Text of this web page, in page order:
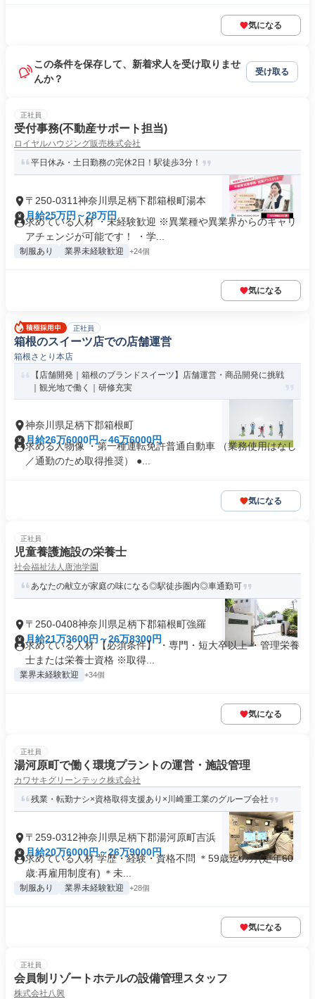
気になる
この条件を保存して、新着求人を受け取りませ
んか？
受け取る
正社員
受付事務(不動産サポート担当)
ロイヤルハウジング販売株式会社
平日休み・土日勤務の完休2日！駅徒歩3分！
〒250-0311神奈川県足柄下郡箱根町湯本
月給25万円～28万円
求めている人材 ・未経験歓迎 ※異業種や異業界からのキャリ
アチェンジが可能です！ ・学...
制服あり 業界未経験歓迎 +24個
気になる
正社員
箱根のスイーツ店での店舗運営
箱根さとり本店
【店舗開発｜箱根のブランドスイーツ】店舗運営・商品開発に挑戦
｜観光地で働く｜研修充実
神奈川県足柄下郡箱根町
月給26万6000円～46万6000円
求める人物像 ・第一種運転免許普通自動車 （業務使用はなし
／通勤のため取得推奨） ●...
気になる
正社員
児童養護施設の栄養士
社会福祉法人唐池学園
あなたの献立が家庭の味になる◎駅徒歩圏内◎車通勤可
〒250-0408神奈川県足柄下郡箱根町強羅
月給21万3600円～26万8300円
求めている人材 【必須条件】 ・専門・短大卒以上 ・管理栄養
士または栄養士資格 ※取得...
業界未経験歓迎 +34個
気になる
正社員
湯河原町で働く環境プラントの運営・施設管理
カワサキグリーンテック株式会社
残業・転勤ナシ×資格取得支援あり×川崎重工業のグループ会社
〒259-0312神奈川県足柄下郡湯河原町吉浜
月給20万6000円～26万9000円
求めている人材 学歴・経験・資格不問 ＊59歳迄の方(定年60
歳:再雇用制度有) ＊未...
制服あり 業界未経験歓迎 +28個
気になる
正社員
会員制リゾートホテルの設備管理スタッフ
株式会社八興